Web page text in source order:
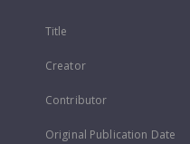
Title
Creator
Contributor
Original Publication Date